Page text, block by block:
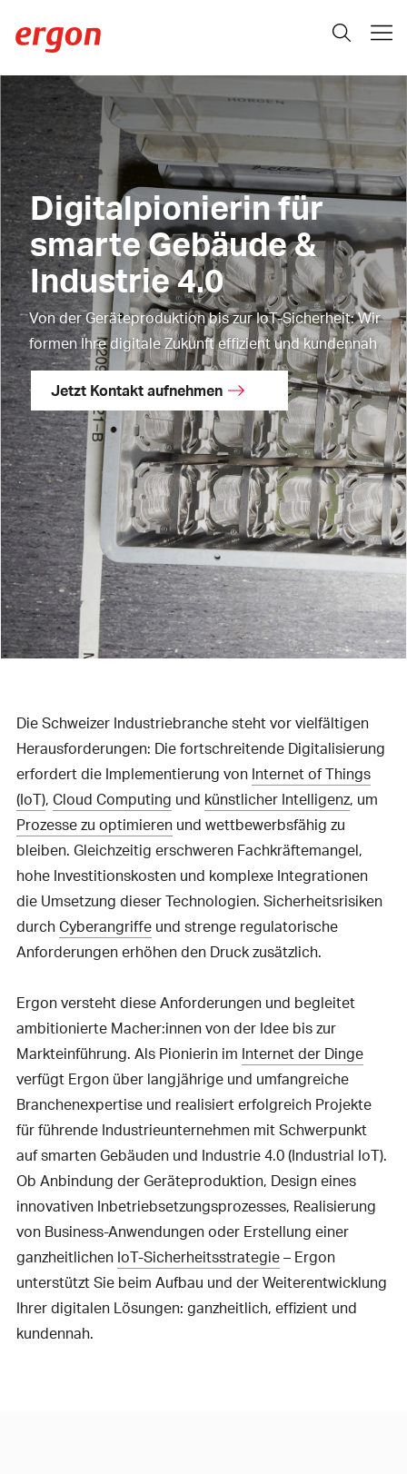
Digitalpionierin für
smarte Gebäude &
Industrie 4.0
Von der Geräteproduktion bis zur IoT-Sicherheit: Wir
formen Ihre digitale Zukunft effizient und kundennah
Jetzt Kontakt aufnehmen
Die Schweizer Industriebranche steht vor vielfältigen
Herausforderungen: Die fortschreitende Digitalisierung
erfordert die Implementierung von Internet of Things
(IoT), Cloud Computing und künstlicher Intelligenz, um
Prozesse zu optimierenund wettbewerbsfähig zu
bleiben. Gleichzeitig erschweren Fachkräftemangel,
hohe Investitionskosten und komplexe Integrationen
die Umsetzung dieser Technologien. Sicherheitsrisiken
durchCyberangriffeund strenge regulatorische
Anforderungen erhöhen den Druck zusätzlich.
Ergon versteht diese Anforderungen und begleitet
ambitionierte Macher:innen von der Idee bis zur
Markteinführung. Als Pionierin im Internet der Dinge
verfügt Ergon über langjährige und umfangreiche
Branchenexpertise und realisiert erfolgreich Projekte
für führende Industrieunternehmen mit Schwerpunkt
auf smarten Gebäuden und Industrie 4.0 (Industrial IoT).
Ob Anbindung der Geräteproduktion, Design eines
innovativen Inbetriebsetzungsprozesses, Realisierung
von Business-Anwendungen oder Erstellung einer
ganzheitlichen IoT-Sicherheitsstrategie– Ergon
unterstützt Sie beim Aufbau und der Weiterentwicklung
Ihrer digitalen Lösungen: ganzheitlich, effizient und
kundennah.